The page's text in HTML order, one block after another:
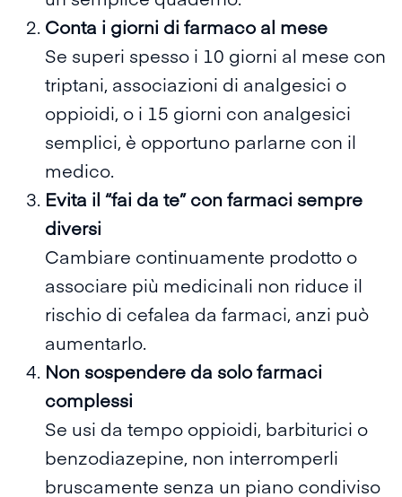
Conta i giorni di farmaco al mese
Se superi spesso i 10 giorni al mese con
triptani, associazioni di analgesici o
oppioidi, o i 15 giorni con analgesici
semplici, è opportuno parlarne con il
medico.
Evita il “fai da te” con farmaci sempre
diversi
Cambiare continuamente prodotto o
associare più medicinali non riduce il
rischio di cefalea da farmaci, anzi può
aumentarlo.
Non sospendere da solo farmaci
complessi
Se usi da tempo oppioidi, barbiturici o
benzodiazepine, non interromperli
bruscamente senza un piano condiviso